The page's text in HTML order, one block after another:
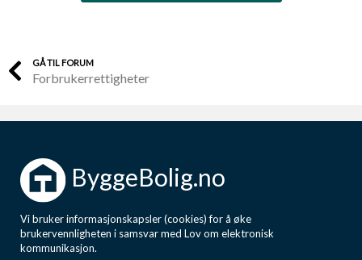
GÅ TIL FORUM
Forbrukerrettigheter
ByggeBolig.no
Vi bruker informasjonskapsler (cookies) for å øke
brukervennligheten i samsvar med Lov om elektronisk
kommunikasjon.